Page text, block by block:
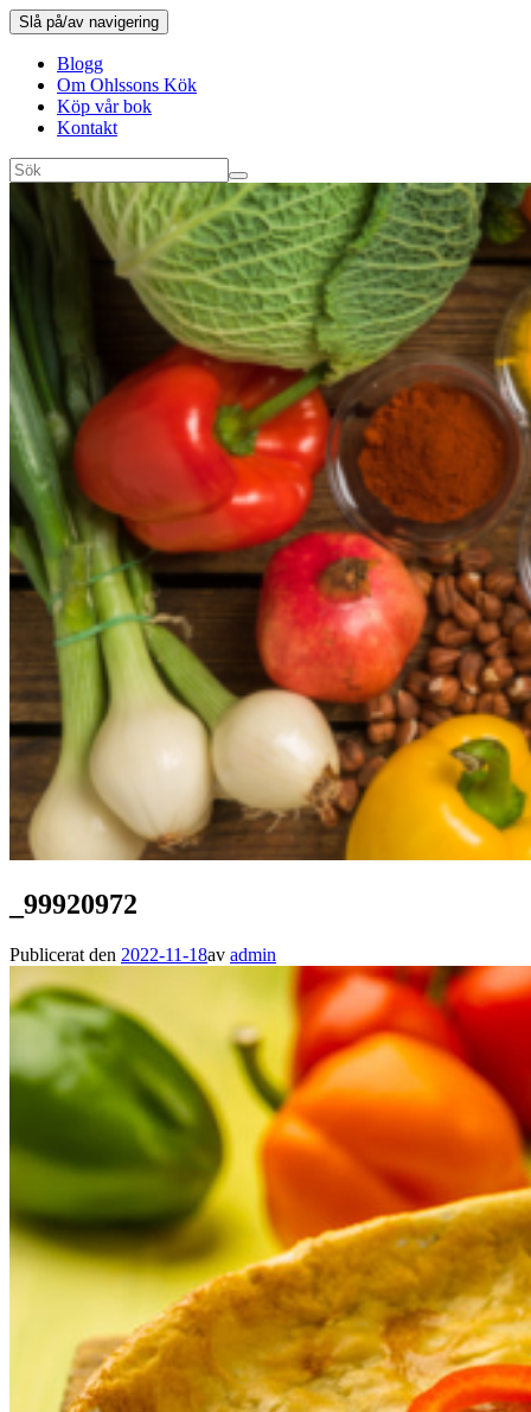
Slå på/av navigering
Blogg
Om Ohlssons Kök
Köp vår bok
Kontakt
_99920972
Publicerat den 2022-11-18av admin